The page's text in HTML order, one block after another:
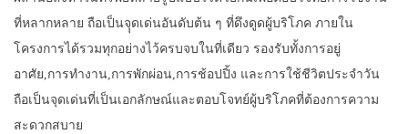
ที่หลากหลาย ถือเป็นจุุดเด่นอันดับต้น ๆ ที่ดึงดูดผู้บริโภค ภายใน
โครงการได้รวมทุกอย่างไว้ครบจบในที่เดียว รองรับทั้งการอยู่
อาศัย,การทำงาน,การพักผ่อน,การช้อปปิ้ง และการใช้ชีวิตประจำวัน
ถือเป็นจุดเด่นที่เป็นเอกลักษณ์และตอบโจทย์ผู้บริโภคที่ต้องการความ
สะดวกสบาย